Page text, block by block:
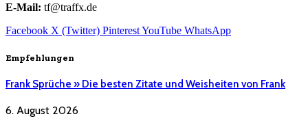
E-Mail: tf@traffx.de
Facebook X (Twitter) PinterestYouTube WhatsApp
Empfehlungen
Frank Sprüche » Die besten Zitate und Weisheiten von Frank
6. August 2026